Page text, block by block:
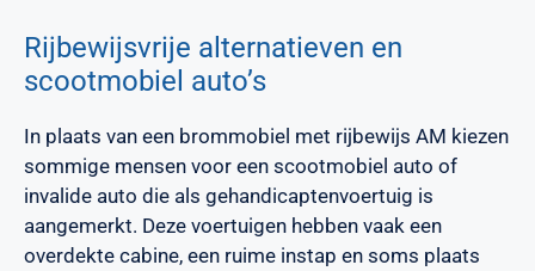
Rijbewijsvrije alternatieven en
scootmobiel auto’s
In plaats van een brommobiel met rijbewijs AM kiezen
sommige mensen voor een scootmobiel auto of
invalide auto die als gehandicaptenvoertuig is
aangemerkt. Deze voertuigen hebben vaak een
overdekte cabine, een ruime instap en soms plaats